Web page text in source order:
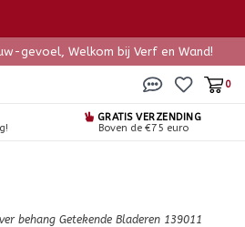
gevoel, Welkom bij Verf en Wand!
0
GRATIS VERZENDING
Boven de €75 euro
behang Getekende Bladeren 139011